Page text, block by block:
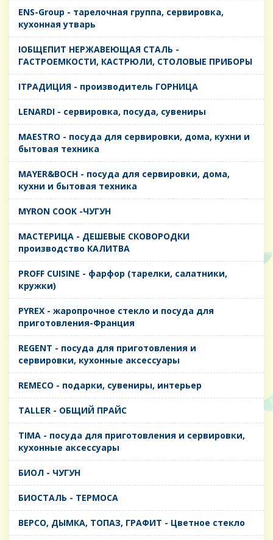
ENS-Group - тарелочная группа, сервировка,
кухонная утварь
IОБЩЕПИТ НЕРЖАВЕЮЩАЯ СТАЛЬ -
ГАСТРОЕМКОСТИ, КАСТРЮЛИ, СТОЛОВЫЕ ПРИБОРЫ
IТРАДИЦИЯ - производитель ГОРНИЦА
LENARDI - сервировка, посуда, сувениры
MAESTRO - посуда для сервировки, дома, кухни и
бытовая техника
MAYER&BOCH - посуда для сервировки, дома,
кухни и бытовая техника
MYRON COOK -ЧУГУН
MАСТЕРИЦА - ДЕШЕВЫЕ СКОВОРОДКИ
производство КАЛИТВА
PROFF CUISINE - фарфор (тарелки, салатники,
кружки)
PYREX - жаропрочное стекло и посуда для
приготовления-Франция
REGENT - посуда для приготовления и
сервировки, кухонные аксессуары
REMECO - подарки, сувениры, интерьер
TALLER - ОБЩИЙ ПРАЙС
TIMA - посуда для приготовления и сервировки,
кухонные аксессуары
БИОЛ - ЧУГУН
БИОСТАЛЬ - ТЕРМОСА
ВЕРСО, ДЫМКА, ТОПАЗ, ГРАФИТ - Цветное стекло